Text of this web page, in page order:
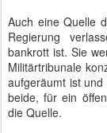
Auch eine Quelle
Regierung
bankrott ist. Sie
Militärtribunale
aufgeräumt ist
beide, für ein
die Quelle.